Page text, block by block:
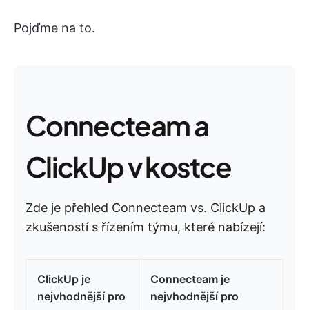
Pojďme na to.
Connecteam a
ClickUp v kostce
Zde je přehled Connecteam vs. ClickUp a
zkušeností s řízením týmu, které nabízejí:
ClickUp je
nejvhodnější pro
Connecteam je
nejvhodnější pro